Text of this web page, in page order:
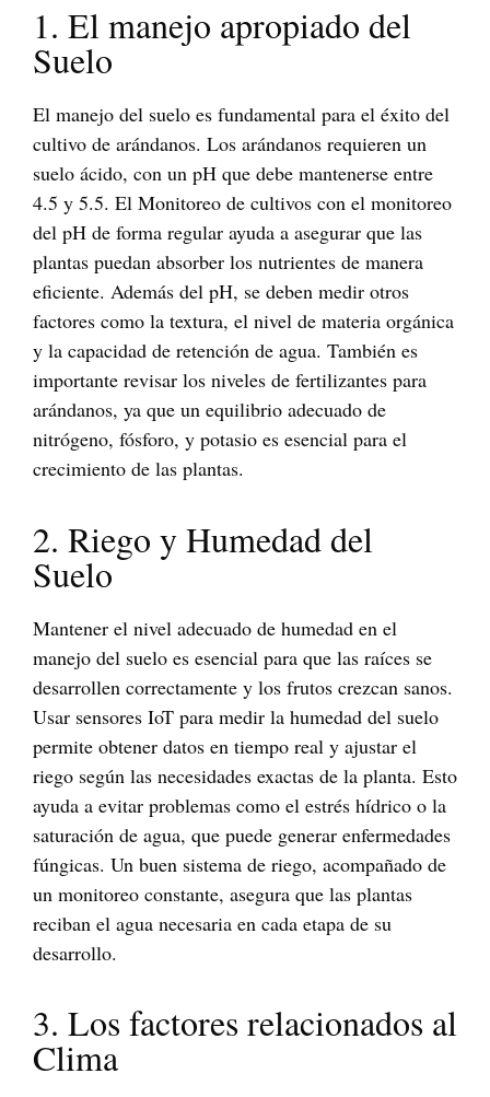
1. El manejo apropiado del
Suelo
El manejo del suelo es fundamental para el éxito del
cultivo de arándanos. Los arándanos requieren un
suelo ácido, con un pH que debe mantenerse entre
4.5 y 5.5. El Monitoreo de cultivos con el monitoreo
del pH de forma regular ayuda a asegurar que las
plantas puedan absorber los nutrientes de manera
eficiente. Además del pH, se deben medir otros
factores como la textura, el nivel de materia orgánica
y la capacidad de retención de agua. También es
importante revisar los niveles de fertilizantes para
arándanos, ya que un equilibrio adecuado de
nitrógeno, fósforo, y potasio es esencial para el
crecimiento de las plantas.
2. Riego y Humedad del
Suelo
Mantener el nivel adecuado de humedad en el
manejo del suelo es esencial para que las raíces se
desarrollen correctamente y los frutos crezcan sanos.
Usar sensores IoT para medir la humedad del suelo
permite obtener datos en tiempo real y ajustar el
riego según las necesidades exactas de la planta. Esto
ayuda a evitar problemas como el estrés hídrico o la
saturación de agua, que puede generar enfermedades
fúngicas. Un buen sistema de riego, acompañado de
un monitoreo constante, asegura que las plantas
reciban el agua necesaria en cada etapa de su
desarrollo.
3. Los factores relacionados al
Clima